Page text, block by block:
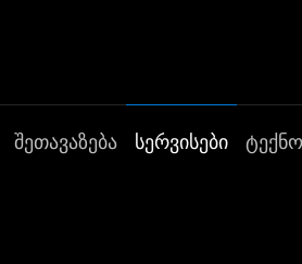
შეთავაზება სერვისები